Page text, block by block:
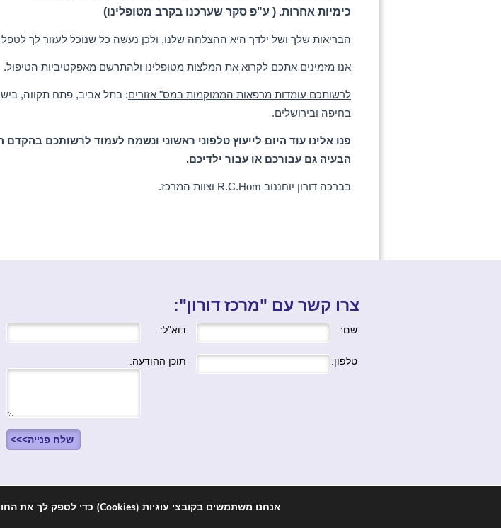
כימיות אחרות. ( ע"פ סקר שערכנו בקרב מטופלינו)
הבריאות שלך ושל ילדך היא ההצלחה שלנו, ולכן נעשה כל שנוכל לעזור לך
אנו מזמינים אתכם לקרוא את המלצות מטופלינו ולהתרשם מאפקטיביות הטיפול.
לרשותכם עומדות מרפאות הממוקמות במס" אזורים: בתל אביב, פתח תקווה,
בחיפה ובירושלים.
פנו אלינו עוד היום לייעוץ טלפוני ראשוני ונשמח לעמוד לרשותכם
הבעיה גם עבורכם או עבור ילדיכם.
בברכה דורון יוחננוב R.C.Hom וצוות המרכז.
צרו קשר עם "מרכז דורון":
שם: דוא"ל:
טלפון: תוכן ההודעה:
רומי גילת אנחנו משתמשים בקובצי עוגיות (Cookies) כדי לספק לך את החוויה הטובה ביותר באתר שלנו.